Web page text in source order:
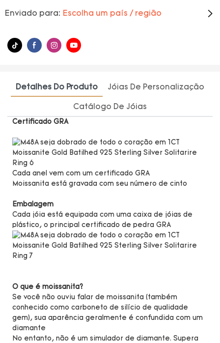
Enviado para: Escolha um país / região
Detalhes Do Produto Jóias De Personalização
Catálogo De Jóias
Certificado GRA
Cada anel vem com um certificado GRA
Moissanita está gravada com seu número de cinto
Embalagem
Cada jóia está equipada com uma caixa de jóias de
plástico, o principal certificado de pedra GRA
O que é moissanita?
Se você não ouviu falar de moissanita (também
conhecido como carboneto de silício de qualidade
gem), sua aparência geralmente é confundida com um
diamante
No entanto, não é um simulador de diamante. Supera